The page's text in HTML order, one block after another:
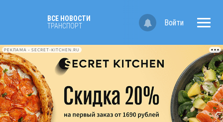
ВСЕ НОВОСТИ
ТРАНСПОРТ
Войти
РЕКЛАМА • SECRET-KITCHEN.RU